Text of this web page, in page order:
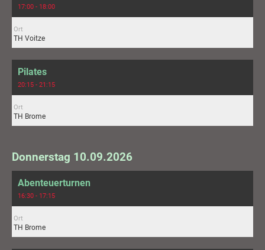
17:00 - 18:00
Ort
TH Voitze
Pilates
20:15 - 21:15
Ort
TH Brome
Donnerstag 10.09.2026
Abenteuerturnen
16:30 - 17:15
Ort
TH Brome